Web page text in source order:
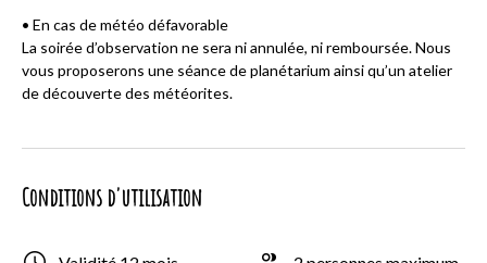
• En cas de météo défavorable
La soirée d’observation ne sera ni annulée, ni remboursée. Nous
vous proposerons une séance de planétarium ainsi qu’un atelier
de découverte des météorites.
Conditions d'utilisation